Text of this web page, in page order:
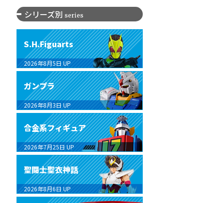
シリーズ別 series
S.H.Figuarts
2026年8月5日 UP
ガンプラ
2026年8月3日 UP
合金系フィギュア
2026年7月25日 UP
聖闘士聖衣神話
2026年8月6日 UP